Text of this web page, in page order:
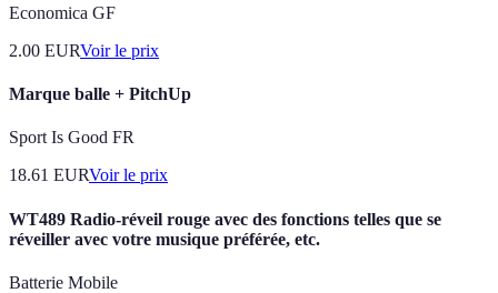
Economica GF
2.00 EURVoir le prix
Marque balle + PitchUp
Sport Is Good FR
18.61 EURVoir le prix
WT489 Radio-réveil rouge avec des fonctions telles que se
réveiller avec votre musique préférée, etc.
Batterie Mobile